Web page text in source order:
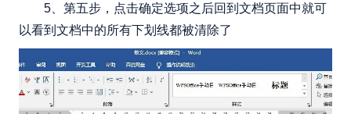
5、第五步，点击确定选项之后回到文档页面中就可
以看到文档中的所有下划线都被清除了